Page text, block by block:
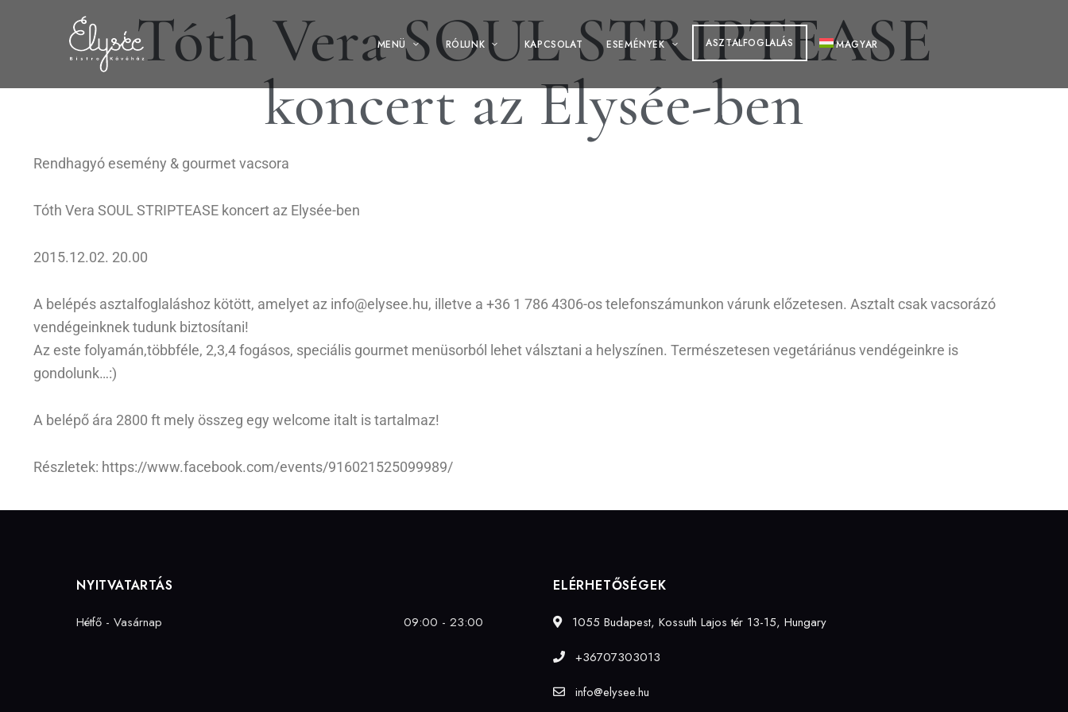
MENÜ RÓLUNK KAPCSOLAT ESEMÉNYEK ASZTALFOGLALÁS MAGYAR
Tóth Vera SOUL STRIPTEASE
koncert az Elysée-ben
Rendhagyó esemény & gourmet vacsora
Tóth Vera SOUL STRIPTEASE koncert az Elysée-ben
2015.12.02. 20.00
A belépés asztalfoglaláshoz kötött, amelyet az info@elysee.hu, illetve a +36 1 786 4306-os telefonszámunkon várunk előzetesen. Asztalt csak vacsorázó
vendégeinknek tudunk biztosítani!
Az este folyamán,többféle, 2,3,4 fogásos, speciális gourmet menüsorból lehet válsztani a helyszínen. Természetesen vegetáriánus vendégeinkre is
gondolunk…:)
A belépő ára 2800 ft mely összeg egy welcome italt is tartalmaz!
Részletek: https://www.facebook.com/events/916021525099989/
NYITVATARTÁS
Hétfő - Vasárnap 09:00 - 23:00
ELÉRHETŐSÉGEK
1055 Budapest, Kossuth Lajos tér 13-15, Hungary
+36707303013
info@elysee.hu